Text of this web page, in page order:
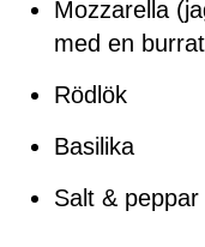
Mozzarella
med en
Rödlök
Basilika
Salt & peppar